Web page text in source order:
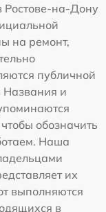
Ростове-на-Дону
на ремонт,
публичной
Названия и
обозначить
Наша
их
выполняются
в